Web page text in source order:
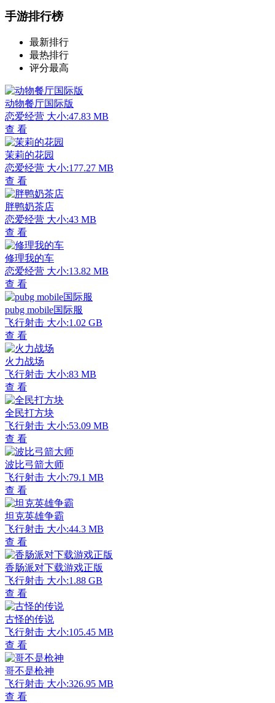
手游排行榜
最新排行
最热排行
评分最高
动物餐厅国际版
恋爱经营 大小:47.83 MB
查 看
茉莉的花园
恋爱经营 大小:177.27 MB
查 看
胖鸭奶茶店
恋爱经营 大小:43 MB
查 看
修理我的车
恋爱经营 大小:13.82 MB
查 看
pubg mobile国际服
飞行射击 大小:1.02 GB
查 看
火力战场
飞行射击 大小:83 MB
查 看
全民打方块
飞行射击 大小:53.09 MB
查 看
波比弓箭大师
飞行射击 大小:79.1 MB
查 看
坦克英雄争霸
飞行射击 大小:44.3 MB
查 看
香肠派对下载游戏正版
飞行射击 大小:1.88 GB
查 看
古怪的传说
飞行射击 大小:105.45 MB
查 看
哥不是枪神
飞行射击 大小:326.95 MB
查 看